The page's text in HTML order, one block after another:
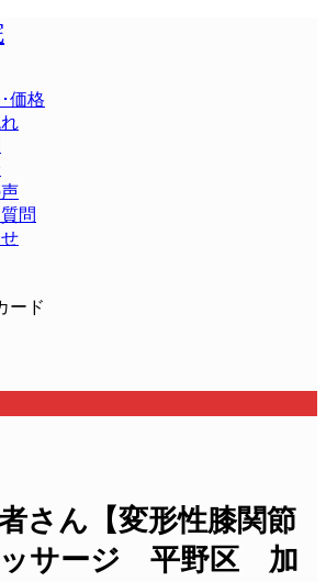
価格
問
さん【変形性膝関節
サージ 平野区 加